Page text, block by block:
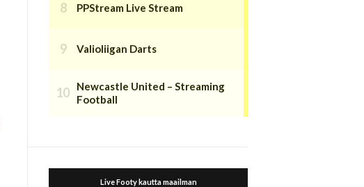
PPStream Live Stream
Valioliigan Darts
Newcastle United – Streaming
Football
Live Footy kautta maailman